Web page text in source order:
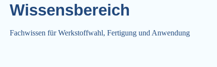
Wissensbereich
Fachwissen für Werkstoffwahl, Fertigung und Anwendung